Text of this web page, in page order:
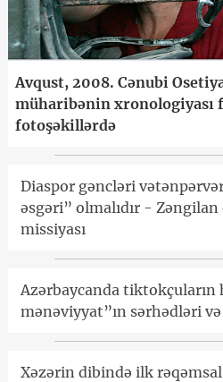
Avqust, 2008. Cənubi
müharibənin xronologiyası
fotoşəkillərdə
Diaspor gəncləri
əsgəri” olmalıdır -
missiyası
Azərbaycanda
mənəviyyat”ın sərhədləri və
Xəzərin dibində ilk